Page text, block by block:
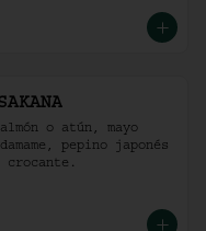
o atún, mayo
pepino japonés